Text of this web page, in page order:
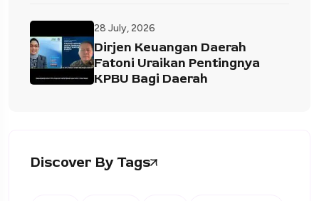
28 July, 2026
Dirjen Keuangan Daerah
Fatoni Uraikan Pentingnya
KPBU Bagi Daerah
Discover By Tags